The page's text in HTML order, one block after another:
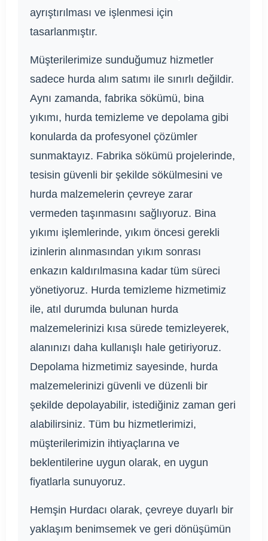
ayrıştırılması ve işlenmesi için
tasarlanmıştır.
Müşterilerimize sunduğumuz hizmetler
sadece hurda alım satımı ile sınırlı değildir.
Aynı zamanda, fabrika sökümü, bina
yıkımı, hurda temizleme ve depolama gibi
konularda da profesyonel çözümler
sunmaktayız. Fabrika sökümü projelerinde,
tesisin güvenli bir şekilde sökülmesini ve
hurda malzemelerin çevreye zarar
vermeden taşınmasını sağlıyoruz. Bina
yıkımı işlemlerinde, yıkım öncesi gerekli
izinlerin alınmasından yıkım sonrası
enkazın kaldırılmasına kadar tüm süreci
yönetiyoruz. Hurda temizleme hizmetimiz
ile, atıl durumda bulunan hurda
malzemelerinizi kısa sürede temizleyerek,
alanınızı daha kullanışlı hale getiriyoruz.
Depolama hizmetimiz sayesinde, hurda
malzemelerinizi güvenli ve düzenli bir
şekilde depolayabilir, istediğiniz zaman geri
alabilirsiniz. Tüm bu hizmetlerimizi,
müşterilerimizin ihtiyaçlarına ve
beklentilerine uygun olarak, en uygun
fiyatlarla sunuyoruz.
Hemşin Hurdacı olarak, çevreye duyarlı bir
yaklaşım benimsemek ve geri dönüşümün